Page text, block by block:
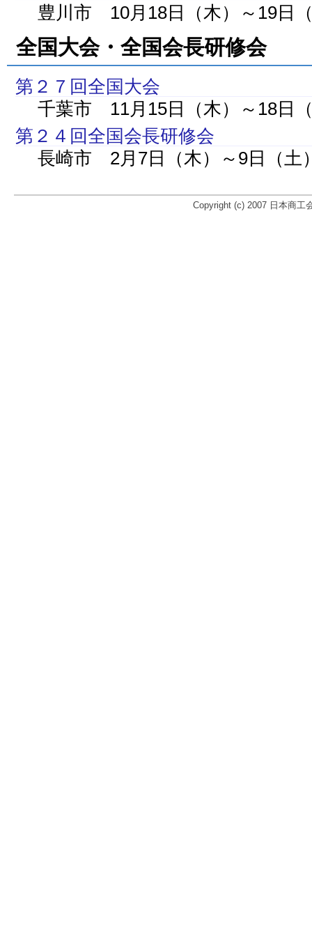
豊川市 10月18日（木）～19日
全国大会・全国会長研修会
第２７回全国大会
千葉市 11月15日（木）～18日
第２４回全国会長研修会
長崎市 2月7日（木）～9日（土
Copyright (c) 2007 日本商工